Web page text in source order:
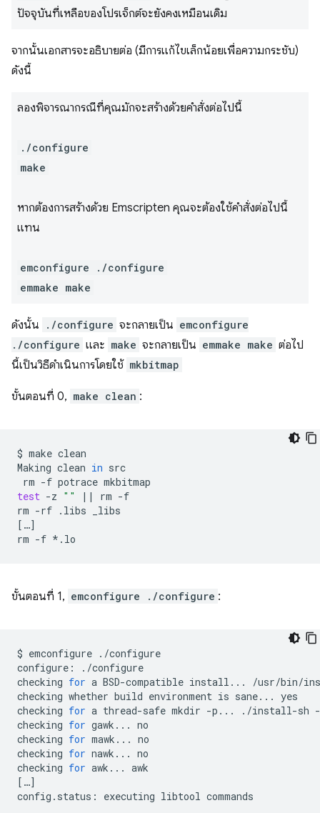
ปัจจุบันที่เหลือของโปรเจ็กต์จะยังคงเหมือนเดิม
จากนั้นเอกสารจะอธิบายต่อ (มีการแก้ไขเล็กน้อยเพื่อความกระชับ)
ดังนี้
ลองพิจารณากรณีที่คุณมักจะสร้างด้วยคำสั่งต่อไปนี้
./configure
make
หากต้องการสร้างด้วย Emscripten คุณจะต้องใช้คำสั่งต่อไปนี้
แทน
emconfigure ./configure
emmake make
ดังนั้น ./configure จะกลายเป็น emconfigure
./configure และ make จะกลายเป็น emmake make ต่อไป
นี้เป็นวิธีดำเนินการโดยใช้ mkbitmap
ขั้นตอนที่ 0, make clean :
$ make clean
Making clean in
rm -f potrace
test -z "" || rm -f
rm -rf .libs
[ …]
rm -f
ขั้นตอนที่ 1, emconfigure ./configure :
$ emconfigure ./configure
configure:
./configure
checking for a BSD-compatible install...
/usr/bin/
checking whether build environment is sane... yes
checking for a thread-safe mkdir -p... ./install-sh
checking for gawk... no
checking for mawk... no
checking for nawk... no
checking for awk...
[ …]
config.status:
executing libtool